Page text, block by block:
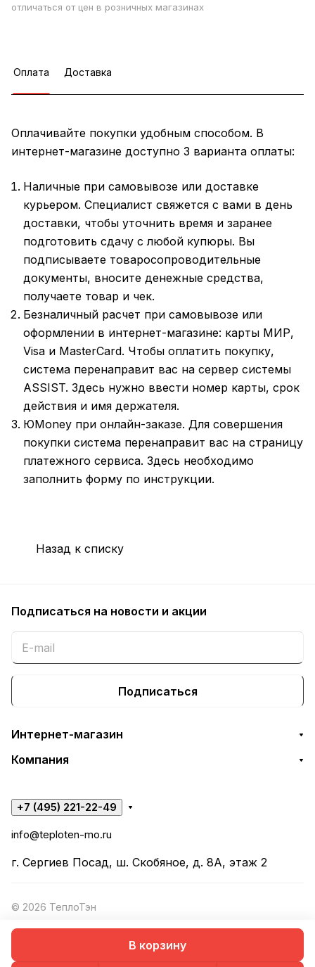
В корзину
отличаться от цен в розничных магазинах
Оплата Доставка
Оплачивайте покупки удобным способом. В
интернет-магазине доступно 3 варианта оплаты:
Наличные при самовывозе или доставке
курьером. Специалист свяжется с вами в день
доставки, чтобы уточнить время и заранее
подготовить сдачу с любой купюры. Вы
подписываете товаросопроводительные
документы, вносите денежные средства,
получаете товар и чек.
Безналичный расчет при самовывозе или
оформлении в интернет-магазине: карты МИР,
Visa и MasterCard. Чтобы оплатить покупку,
система перенаправит вас на сервер системы
ASSIST. Здесь нужно ввести номер карты, срок
действия и имя держателя.
ЮMoney при онлайн-заказе. Для совершения
покупки система перенаправит вас на страницу
платежного сервиса. Здесь необходимо
заполнить форму по инструкции.
Назад к списку
Подписаться на новости и акции
Подписаться
Интернет-магазин
Компания
+7 (495) 221-22-49
info@teploten-mo.ru
г. Сергиев Посад, ш. Скобяное, д. 8А, этаж 2
© 2026 ТеплоТэн